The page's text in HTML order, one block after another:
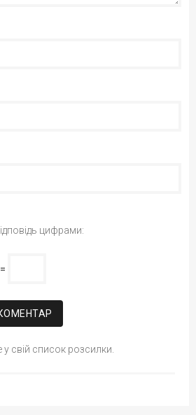
цифрами:
свій список розсилки.